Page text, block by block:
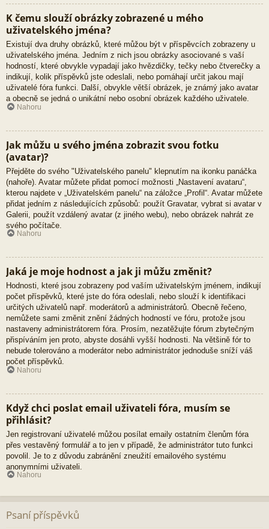
K čemu slouží obrázky zobrazené u mého
uživatelského jména?
Existují dva druhy obrázků, které můžou být v příspěvcích zobrazeny u
uživatelského jména. Jedním z nich jsou obrázky asociované s vaší
hodností, které obvykle vypadají jako hvězdičky, tečky nebo čtverečky a
indikují, kolik příspěvků jste odeslali, nebo pomáhají určit jakou mají
uživatelé fóra funkci. Další, obvykle větší obrázek, je známý jako avatar
a obecně se jedná o unikátní nebo osobní obrázek každého uživatele.
Nahoru
Jak můžu u svého jména zobrazit svou fotku
(avatar)?
Přejděte do svého "Uživatelského panelu" klepnutím na ikonku panáčka
(nahoře). Avatar můžete přidat pomocí možnosti „Nastavení avataru“,
kterou najdete v „Uživatelském panelu“ na záložce „Profil“. Avatar můžete
přidat jedním z následujících způsobů: použít Gravatar, vybrat si avatar v
Galerii, použít vzdálený avatar (z jiného webu), nebo obrázek nahrát ze
svého počítače.
Nahoru
Jaká je moje hodnost a jak ji můžu změnit?
Hodnosti, které jsou zobrazeny pod vaším uživatelským jménem, indikují
počet příspěvků, které jste do fóra odeslali, nebo slouží k identifikaci
určitých uživatelů např. moderátorů a administrátorů. Obecně řečeno,
nemůžete sami změnit znění žádných hodností ve fóru, protože jsou
nastaveny administrátorem fóra. Prosím, nezatěžujte fórum zbytečným
přispíváním jen proto, abyste dosáhli vyšší hodnosti. Na většině fór to
nebude tolerováno a moderátor nebo administrátor jednoduše sníží váš
počet příspěvků.
Nahoru
Když chci poslat email uživateli fóra, musím se
přihlásit?
Jen registrovaní uživatelé můžou posílat emaily ostatním členům fóra
přes vestavěný formulář a to jen v případě, že administrátor tuto funkci
povolil. Je to z důvodu zabránění zneužití emailového systému
anonymními uživateli.
Nahoru
Psaní příspěvků